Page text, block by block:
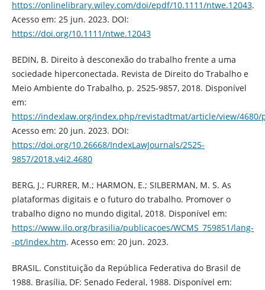
https://onlinelibrary.wiley.com/doi/epdf/10.1111/ntwe.12043.
Acesso em: 25 jun. 2023. DOI:
https://doi.org/10.1111/ntwe.12043
BEDIN, B. Direito à desconexão do trabalho frente a uma
sociedade hiperconectada. Revista de Direito do Trabalho e
Meio Ambiente do Trabalho, p. 2525-9857, 2018. Disponível
em:
https://indexlaw.org/index.php/revistadtmat/article/view/4680/
Acesso em: 20 jun. 2023. DOI:
https://doi.org/10.26668/IndexLawJournals/2525-
9857/2018.v4i2.4680
BERG, J.; FURRER, M.; HARMON, E.; SILBERMAN, M. S. As
plataformas digitais e o futuro do trabalho. Promover o
trabalho digno no mundo digital, 2018. Disponível em:
https://www.ilo.org/brasilia/publicacoes/WCMS_759851/lang-
-pt/index.htm. Acesso em: 20 jun. 2023.
BRASIL. Constituição da República Federativa do Brasil de
1988. Brasília, DF: Senado Federal, 1988. Disponível em: